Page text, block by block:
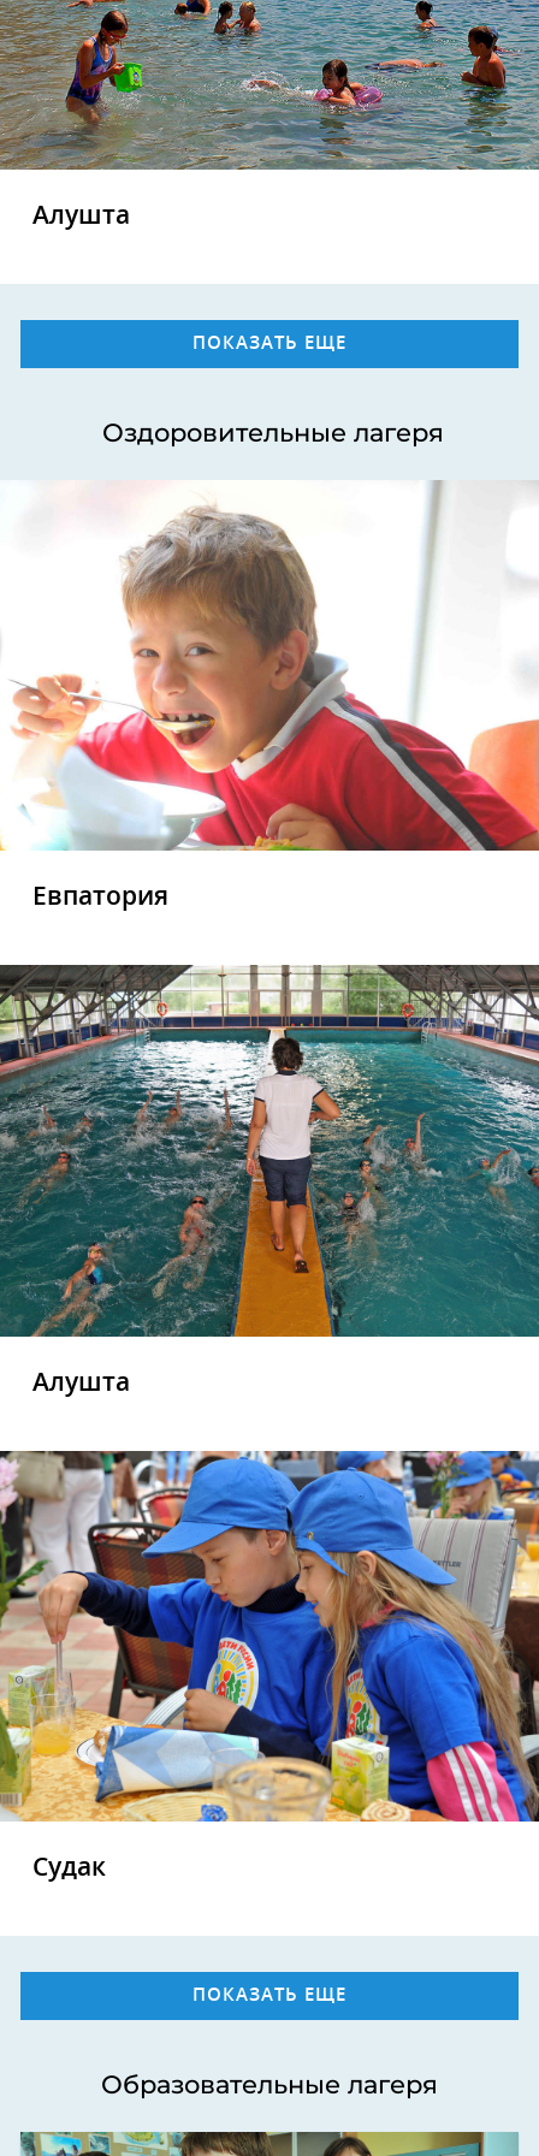
Алушта
ПОКАЗАТЬ ЕЩЕ
Оздоровительные лагеря
Евпатория
Алушта
Судак
ПОКАЗАТЬ ЕЩЕ
Образовательные лагеря